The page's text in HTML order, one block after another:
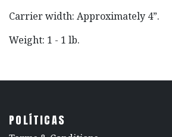
Carrier width: Approximately 4”.
Weight: 1 - 1 lb.
POLÍTICAS